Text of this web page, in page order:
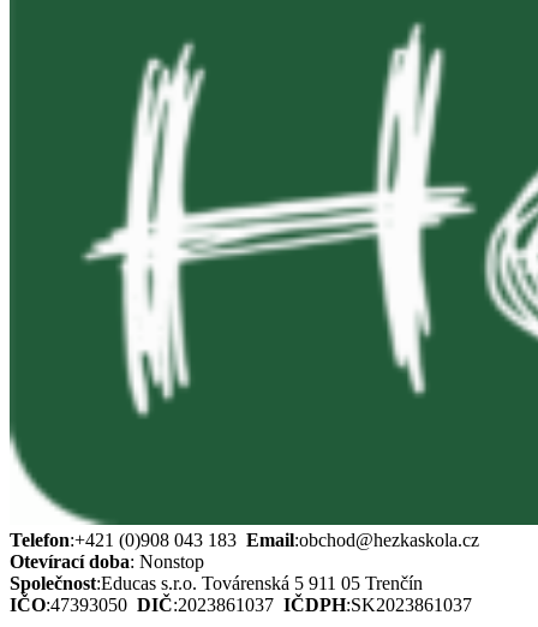
Telefon:+421 (0)908 043 183 Email:obchod@hezkaskola.cz
Otevírací doba: Nonstop
Společnost:Educas s.r.o. Továrenská 5 911 05 Trenčín
IČO:47393050 DIČ:2023861037 IČDPH:SK2023861037